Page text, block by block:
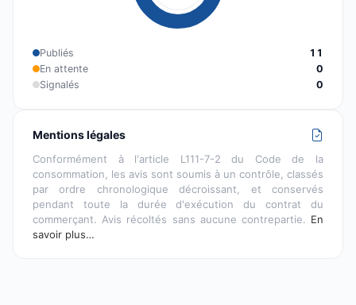
Publiés
11
En attente
0
Signalés
0
Mentions légales
Conformément à l'article L111-7-2 du Code de la
consommation, les avis sont soumis à un contrôle, classés
par ordre chronologique décroissant, et conservés
pendant toute la durée d'exécution du contrat du
commerçant. Avis récoltés sans aucune contrepartie. En
savoir plus…